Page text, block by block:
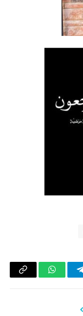
تيلقرام واتسابCopy